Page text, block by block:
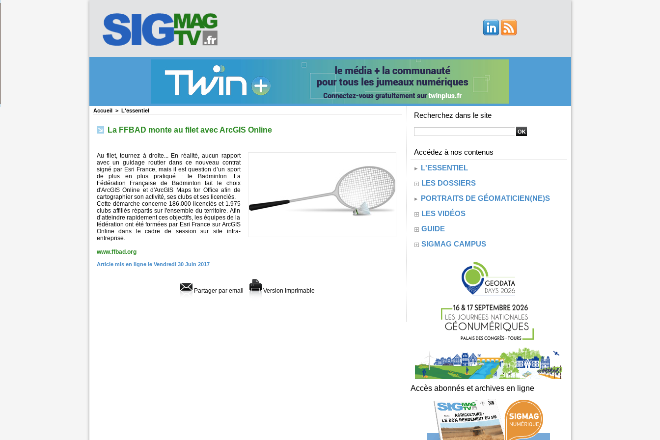
Accueil > L'essentiel
La FFBAD monte au filet avec ArcGIS Online
Au filet, tournez à droite... En réalité, aucun rapport
avec un guidage routier dans ce nouveau contrat
signé par Esri France, mais il est question d’un sport
de plus en plus pratiqué : le Badminton. La
Fédération Française de Badminton fait le choix
d'ArcGIS Online et d'ArcGIS Maps for Office afin de
cartographier son activité, ses clubs et ses licenciés.
Cette démarche concerne 186.000 licenciés et 1.975
clubs affiliés répartis sur l'ensemble du territoire. Afin
d’atteindre rapidement ces objectifs, les équipes de la
fédération ont été formées par Esri France sur ArcGIS
Online dans le cadre de session sur site intra-
entreprise.
www.ffbad.org
Article mis en ligne le Vendredi 30 Juin 2017
Partager par email Version imprimable
Recherchez dans le site
Accédez à nos contenus
L'ESSENTIEL
LES DOSSIERS
PORTRAITS DE GÉOMATICIEN(NE)S
LES VIDÉOS
GUIDE
SIGMAG CAMPUS
Accès abonnés et archives en ligne